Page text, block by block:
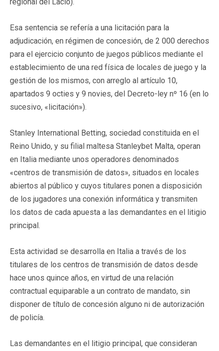
Esa sentencia se refería a una licitación para la
adjudicación, en régimen de concesión, de 2 000 derechos
para el ejercicio conjunto de juegos públicos mediante el
establecimiento de una red física de locales de juego y la
gestión de los mismos, con arreglo al artículo 10,
apartados 9 octies y 9 novies, del Decreto-ley nº 16 (en lo
sucesivo, «licitación»).
Stanley International Betting, sociedad constituida en el
Reino Unido, y su filial maltesa Stanleybet Malta, operan
en Italia mediante unos operadores denominados
«centros de transmisión de datos», situados en locales
abiertos al público y cuyos titulares ponen a disposición
de los jugadores una conexión informática y transmiten
los datos de cada apuesta a las demandantes en el litigio
principal.
Esta actividad se desarrolla en Italia a través de los
titulares de los centros de transmisión de datos desde
hace unos quince años, en virtud de una relación
contractual equiparable a un contrato de mandato, sin
disponer de título de concesión alguno ni de autorización
de policía.
Las demandantes en el litigio principal, que consideran